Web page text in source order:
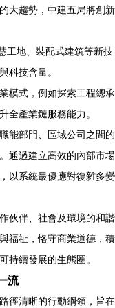
大趨勢，中建五局將創新
工地、裝配式建筑等新技
科技含量。
模式，例如探索工程總承
全產業鏈服務能力。
能部門、區域公司之間的
通過建立高效的內部市場
以系統最優應對復雜多變
伙伴、社會及環境的和諧
福祉，恪守商業道德，積
持續發展的生態圈。
流
徑清晰的行動綱領，旨在